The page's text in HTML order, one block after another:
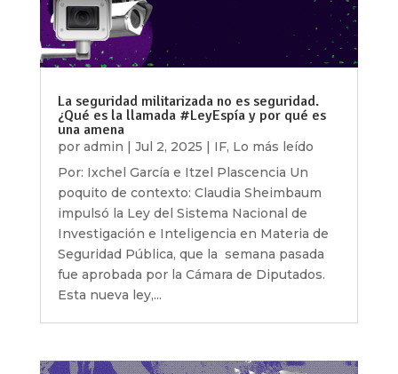
La seguridad militarizada no es seguridad.
¿Qué es la llamada #LeyEspía y por qué es
una amena
por admin Jul 2, 2025 IF, Lo más leído
Por: Ixchel García e Itzel Plascencia Un
poquito de contexto: Claudia Sheimbaum
impulsó la Ley del Sistema Nacional de
Investigación e Inteligencia en Materia de
Seguridad Pública, que la semana pasada
fue aprobada por la Cámara de Diputados.
Esta nueva ley,...